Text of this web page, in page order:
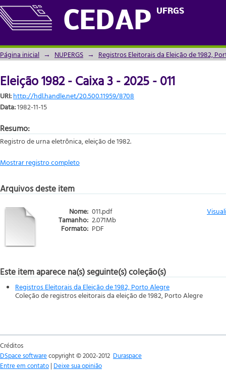
CEDAP UFRGS
Eleição 1982 - Caixa 3 - 2025 - 011
Página inicial → NUPERGS → Registros Eleitorais da Eleição de 1982,
Eleição 1982 - Caixa 3 - 2025 - 011
URI:http://hdl.handle.net/20.500.11959/8708
Data:1982-11-15
Resumo:
Registro de urna eletrônica, eleição de 1982.
Mostrar registro completo
Arquivos deste item
Nome: 011.pdf
Tamanho: 2.071Mb
Formato: PDF
Este item aparece na(s) seguinte(s) coleção(s)
Registros Eleitorais da Eleição de 1982, Porto Alegre
Coleção de registros eleitorais da eleição de 1982, Porto Alegre
Créditos
DSpace softwarecopyright © 2002-2012 Duraspace
Entre em contato | Deixe sua opinião